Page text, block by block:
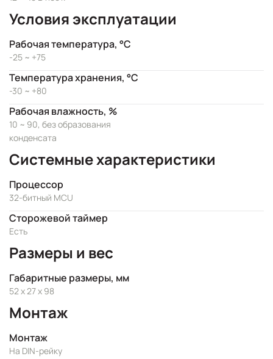
Условия эксплуатации
Рабочая температура, °C
-25 ~ +75
Температура хранения, °C
-30 ~ +80
Рабочая влажность, %
10 ~ 90, без образования
конденсата
Системные характеристики
Процессор
32-битный MCU
Сторожевой таймер
Есть
Размеры и вес
Габаритные размеры, мм
52 x 27 x 98
Монтаж
Монтаж
На DIN-рейку